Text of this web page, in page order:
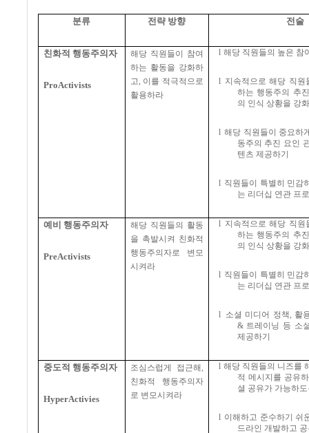
분류 전략 방향 전술
친화적 행동주의자
ProActivists
해당 직원들이 참여
하는 활동을 강화하
고, 이를 적극적으로
활용하라
l 해당 직원들의 높은 참
l 지속적으로 해당 직원
하는 행동주의 추
의 인식 상황을 강
l 해당 직원들이 중요하
동주의 추진 요인
텐츠 제공하기
l 직원들이 특별히 민감
는 리더십 연관 프
예비 행동주의자
PreActivists
해당 직원들의 활동
을 촉발시켜 친화적
행동주의자로 변모
시켜라
l 지속적으로 해당 직원
하는 행동주의 추
의 인식 상황을 강
l 직원들이 특별히 민감
는 리더십 연관 프
l 소셜 미디어 정책, 활
& 트레이닝 등 소
제공하기
중도적 행동주의자
HyperActivies
조심스럽게 접근해,
친화적 행동주의자
로 변모시켜라
l 해당 직원들의 니즈를
적 메시지를 공유
셜 공유가 가능하
l 이해하고 준수하기 쉬
드라인 개발하고